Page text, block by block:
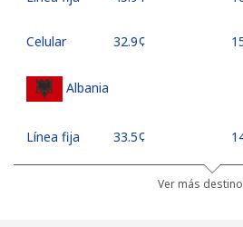
Celular ⁦32.9¢⁩
Albania
Línea fija ⁦33.5¢⁩
7
Ver más